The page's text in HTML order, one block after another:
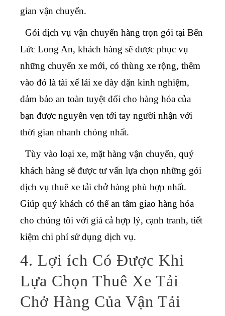
gian vận chuyển.
Gói dịch vụ vận chuyển hàng trọn gói tại Bến
Lức Long An, khách hàng sẽ được phục vụ
những chuyến xe mới, có thùng xe rộng, thêm
vào đó là tài xế lái xe dày dặn kinh nghiệm,
đảm bảo an toàn tuyệt đối cho hàng hóa của
bạn được nguyên vẹn tới tay người nhận với
thời gian nhanh chóng nhất.
Tùy vào loại xe, mặt hàng vận chuyển, quý
khách hàng sẽ được tư vấn lựa chọn những gói
dịch vụ thuê xe tải chở hàng phù hợp nhất.
Giúp quý khách có thể an tâm giao hàng hóa
cho chúng tôi với giá cả hợp lý, cạnh tranh, tiết
kiệm chi phí sử dụng dịch vụ.
4. Lợi ích Có Được Khi
Lựa Chọn Thuê Xe Tải
Chở Hàng Của Vận Tải